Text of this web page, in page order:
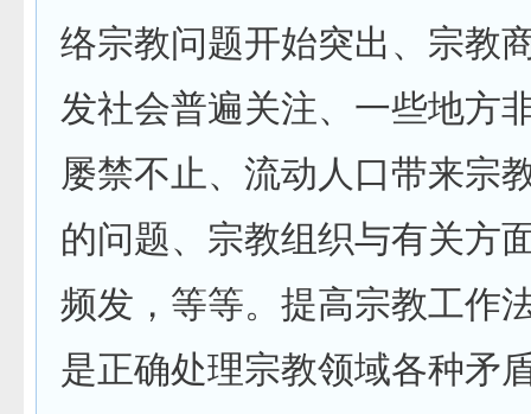
络宗教问题开始突出、宗教
发社会普遍关注、一些地方
屡禁不止、流动人口带来宗
的问题、宗教组织与有关方
频发，等等。提高宗教工作
是正确处理宗教领域各种矛